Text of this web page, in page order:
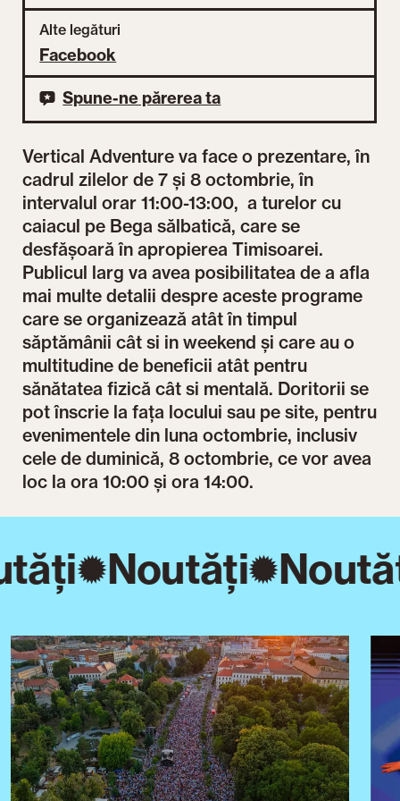
Vertical Adventureva face o prezentare, în
cadrul zilelor de 7 şi 8 octombrie, în
intervalul orar 11:00-13:00, a turelor cu
caiacul pe Bega sălbatică, care se
desfășoară în apropierea Timisoarei.
Publicul larg va avea posibilitatea de a afla
mai multe detalii despre aceste programe
care se organizează atât în timpul
săptămânii cât si in weekend și care au o
multitudine de beneficii atât pentru
sănătatea fizică cât si mentală. Doritorii se
pot înscrie la fața locului sau pe site, pentru
evenimentele din luna octombrie, inclusiv
cele de duminică, 8 octombrie, ce vor avea
loc la ora 10:00 și ora 14:00.
Alte legături
Facebook
Spune-ne părerea ta
Noutăți